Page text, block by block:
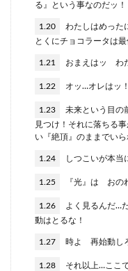
る』という事なのだッ！
1.20
わたしはめった
とくにチョコラータは
1.21 おまえはッ わ
1.22 オッ…オレはッ
1.23
未来という目の
見つけ！それに落ちる
い『絶頂』のままでい
1.24 しつこいが本
1.25 『光』は おの
1.26
よく見るんだ…
動はとるな！
1.27 時よ 再始動し
1.28
それ以上…ここ